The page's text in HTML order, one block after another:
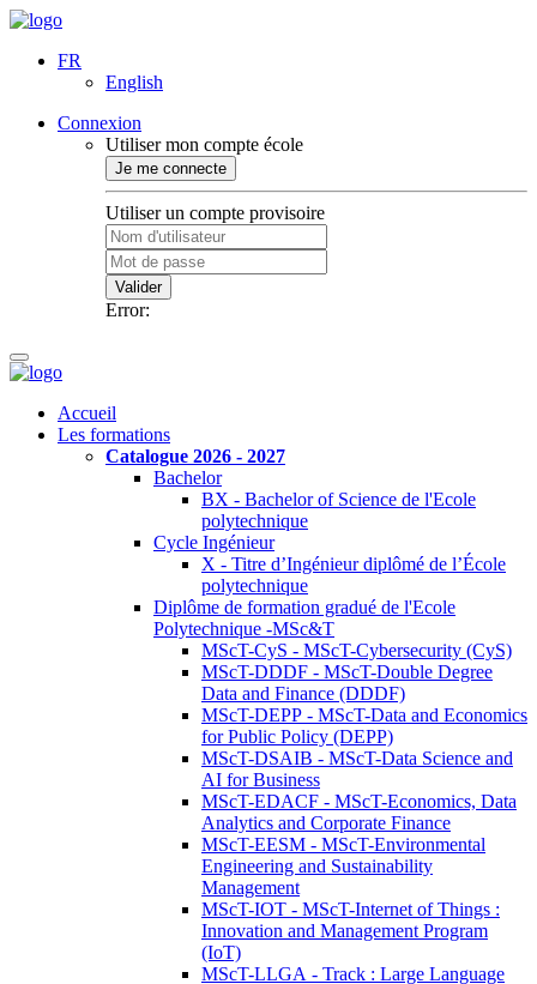
FR
English
Connexion
Utiliser mon compte école
Je me connecte
Utiliser un compte provisoire
Valider
Error:
Accueil
Les formations
Catalogue 2026 - 2027
Bachelor
BX - Bachelor of Science de l'Ecole
polytechnique
Cycle Ingénieur
X - Titre d’Ingénieur diplômé de l’École
polytechnique
Diplôme de formation gradué de l'Ecole
Polytechnique -MSc&T
MScT-CyS - MScT-Cybersecurity (CyS)
MScT-DDDF - MScT-Double Degree
Data and Finance (DDDF)
MScT-DEPP - MScT-Data and Economics
for Public Policy (DEPP)
MScT-DSAIB - MScT-Data Science and
AI for Business
MScT-EDACF - MScT-Economics, Data
Analytics and Corporate Finance
MScT-EESM - MScT-Environmental
Engineering and Sustainability
Management
MScT-IOT - MScT-Internet of Things :
Innovation and Management Program
(IoT)
MScT-LLGA - Track : Large Language